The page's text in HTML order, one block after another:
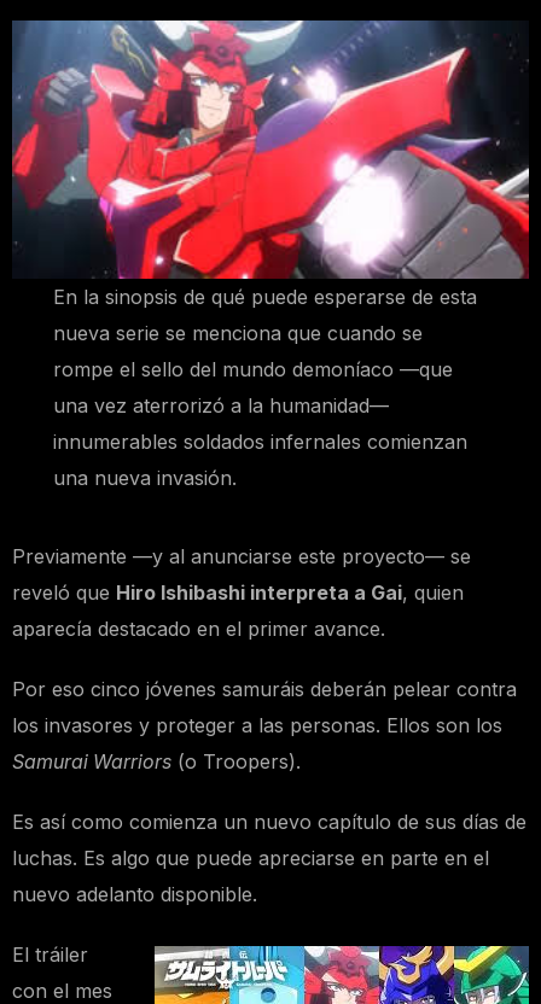
En la sinopsis de qué puede esperarse de esta
nueva serie se menciona que cuando se
rompe el sello del mundo demoníaco —que
una vez aterrorizó a la humanidad—
innumerables soldados infernales comienzan
una nueva invasión.
Previamente —y al anunciarse este proyecto— se
reveló que Hiro Ishibashi interpreta a Gai, quien
aparecía destacado en el primer avance.
Por eso cinco jóvenes samuráis deberán pelear contra
los invasores y proteger a las personas. Ellos son los
Samurai Warriors (o Troopers).
Es así como comienza un nuevo capítulo de sus días de
luchas. Es algo que puede apreciarse en parte en el
nuevo adelanto disponible.
El tráiler
con el mes